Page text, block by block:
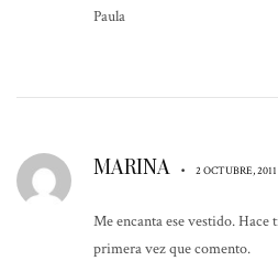
Paula
MARINA • 2 OCTUBRE,
Me encanta ese vestido. Hace
primera vez que comento.